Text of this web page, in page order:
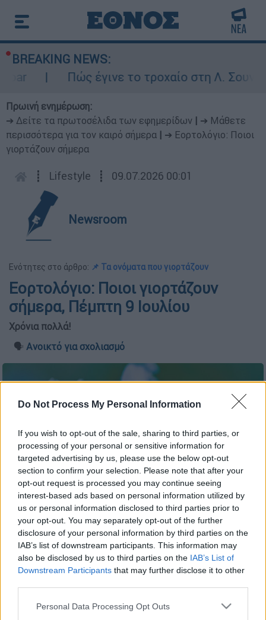
Do Not Process My Personal Information
If you wish to opt-out of the sale, sharing to third parties, or
processing of your personal or sensitive information for
targeted advertising by us, please use the below opt-out
section to confirm your selection. Please note that after your
opt-out request is processed you may continue seeing
interest-based ads based on personal information utilized by
us or personal information disclosed to third parties prior to
your opt-out. You may separately opt-out of the further
disclosure of your personal information by third parties on the
IAB’s list of downstream participants. This information may
also be disclosed by us to third parties on the IAB’s List of
Downstream Participants that may further disclose it to other
Please note that this website/app uses one or more Google
Personal Data Processing Opt Outs
BREAKING NEWS:
Πώς έγινε το τροχαίο στη Λ.
Πρωινή ενημέρωση:
➔ Δείτε τα πρωτοσέλιδα των εφημερίδων
➔ Μάθετε
περισσότερα για τον καιρό σήμερα
➔ Εορτολόγιο: Ποιοι
γιορτάζουν σήμερα
┋ Lifestyle ┋ 09.07.2026 00:01
Newsroom
Ενότητες στο άρθρο: 📌 Τα ονόματα που γιορτάζουν
Εορτολόγιο: Ποιοι γιορτάζουν
σήμερα, Πέμπτη 9 Ιουλίου
Χρόνια πολλά!
🗣️ Ανοικτό για σχολιασμό
Εορτολόγιο/pexels
Προσθέστε το ΕΘΝΟΣ στη Google
εορτολόγιοτιμάται η μνήμη του Αγίου